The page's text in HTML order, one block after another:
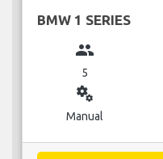
BMW 1 SERIES
group
5
miscellaneous_services
Manual